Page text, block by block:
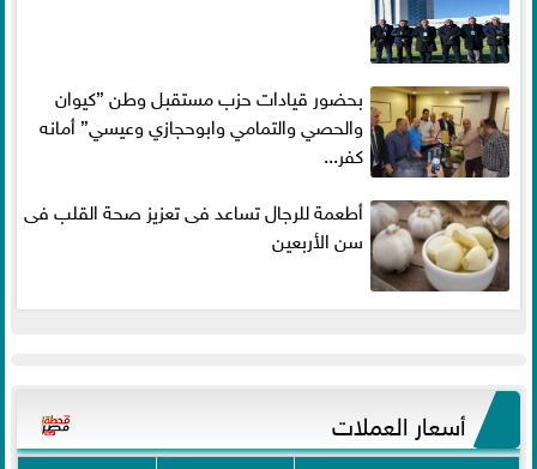
بحضور قيادات حزب مستقبل وطن ”كيوان
والحصي والتمامي وابوحجازي وعيسي” أمانه
كفر...
أطعمة للرجال تساعد فى تعزيز صحة القلب فى
سن الأربعين
أسعار العملات